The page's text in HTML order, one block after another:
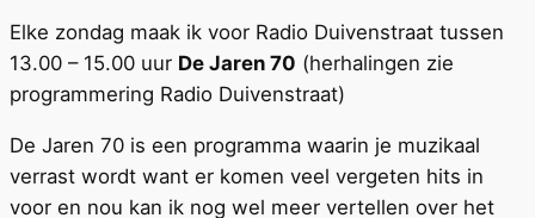
Elke zondag maak ik voor Radio Duivenstraat tussen
13.00 – 15.00 uur De Jaren 70 (herhalingen zie
programmering Radio Duivenstraat)
De Jaren 70 is een programma waarin je muzikaal
verrast wordt want er komen veel vergeten hits in
voor en nou kan ik nog wel meer vertellen over het